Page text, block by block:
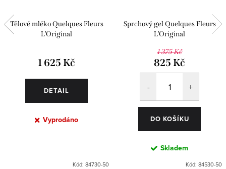
Tělové mléko Quelques Fleurs
L'Original
1 625 Kč
DETAIL
Vyprodáno
Kód: 84730-50
Sprchový gel Quelques Fleurs
L'Original
1 375 Kč
825 Kč
DO KOŠÍKU
Skladem
Kód: 84530-50